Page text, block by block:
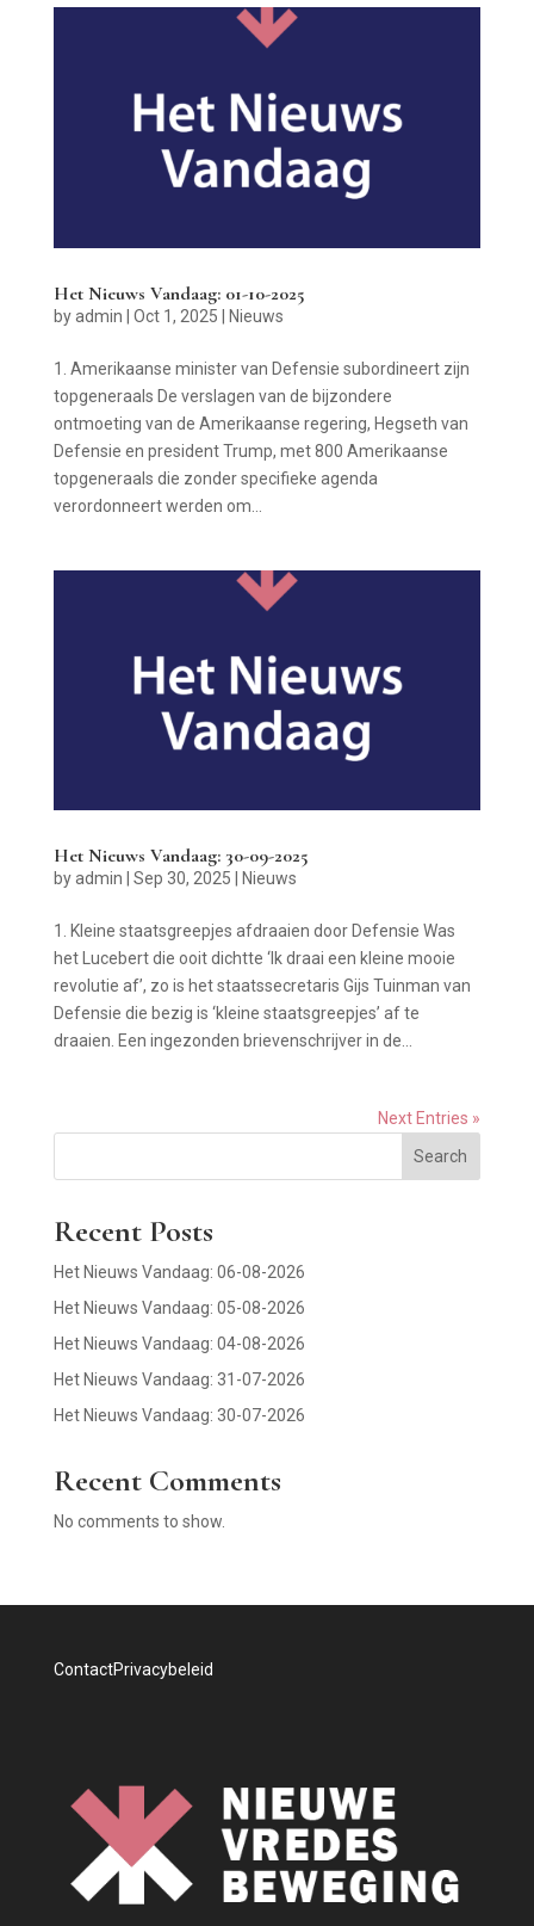
Het Nieuws Vandaag: 01-10-2025
byadmin Oct 1, 2025 Nieuws
1. Amerikaanse minister van Defensie subordineert zijn
topgeneraals De verslagen van de bijzondere
ontmoeting van de Amerikaanse regering, Hegseth van
Defensie en president Trump, met 800 Amerikaanse
topgeneraals die zonder specifieke agenda
verordonneert werden om...
Het Nieuws Vandaag: 30-09-2025
byadmin Sep 30, 2025 Nieuws
1. Kleine staatsgreepjes afdraaien door Defensie Was
het Lucebert die ooit dichtte ‘Ik draai een kleine mooie
revolutie af’, zo is het staatssecretaris Gijs Tuinman van
Defensie die bezig is ‘kleine staatsgreepjes’ af te
draaien. Een ingezonden brievenschrijver in de...
Next Entries »
Search
Recent Posts
Het Nieuws Vandaag: 06-08-2026
Het Nieuws Vandaag: 05-08-2026
Het Nieuws Vandaag: 04-08-2026
Het Nieuws Vandaag: 31-07-2026
Het Nieuws Vandaag: 30-07-2026
Recent Comments
No comments to show.
ContactPrivacybeleid